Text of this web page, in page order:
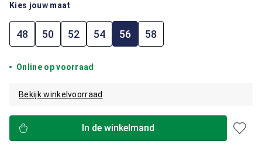
Kies jouw maat
48 50 52 54 56 58
Online op voorraad
Bekijk winkelvoorraad
In de winkelmand